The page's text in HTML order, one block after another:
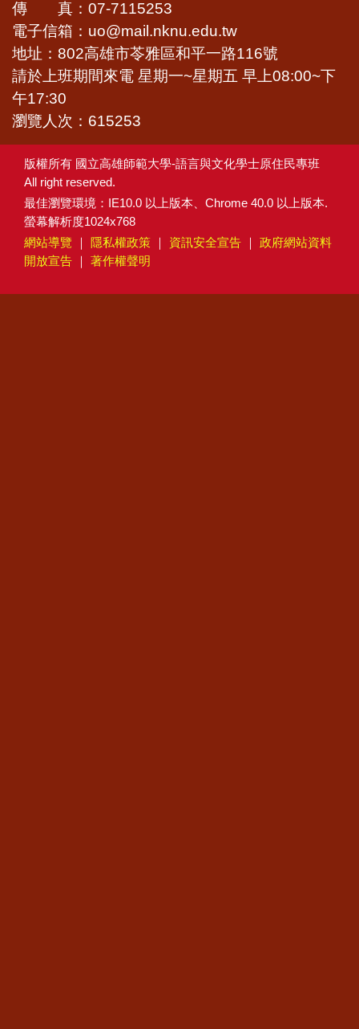
傳 真：07-7115253
電子信箱：uo@mail.nknu.edu.tw
地址：802高雄市苓雅區和平一路116號
請於上班期間來電 星期一~星期五 早上08:00~下
午17:30
瀏覽人次：615253
版權所有 國立高雄師範大學-語言與文化學士原住民專班
All right reserved.
最佳瀏覽環境：IE10.0 以上版本、Chrome 40.0 以上版本.
螢幕解析度1024x768
網站導覽 ｜ 隱私權政策 ｜ 資訊安全宣告 ｜ 政府網站資料
開放宣告 ｜ 著作權聲明